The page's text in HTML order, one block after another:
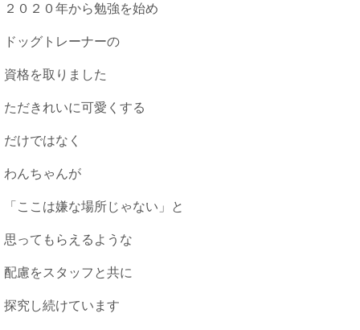
２０２０年から勉強を始め
ドッグトレーナーの
資格を取りました
ただきれいに可愛くする
だけではなく
わんちゃんが
「ここは嫌な場所じゃない」と
思ってもらえるような
配慮をスタッフと共に
探究し続けています